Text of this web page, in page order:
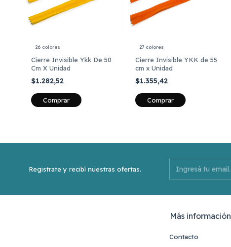
26 colores
Cierre Invisible Ykk De 50
Cm X Unidad
$1.282,52
Comprar
27 colores
Cierre Invisible YKK de 55
cm x Unidad
$1.355,42
Comprar
Registrate y recibí nuestras ofertas.
Más información
Contacto